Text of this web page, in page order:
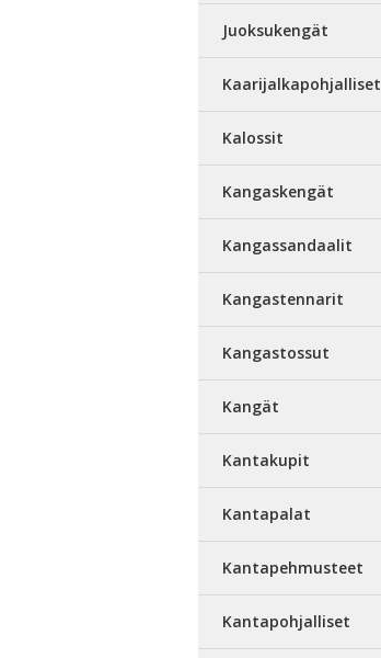
Juoksukengät
Kaarijalkapohjalliset
Kalossit
Kangaskengät
Kangassandaalit
Kangastennarit
Kangastossut
Kangät
Kantakupit
Kantapalat
Kantapehmusteet
Kantapohjalliset